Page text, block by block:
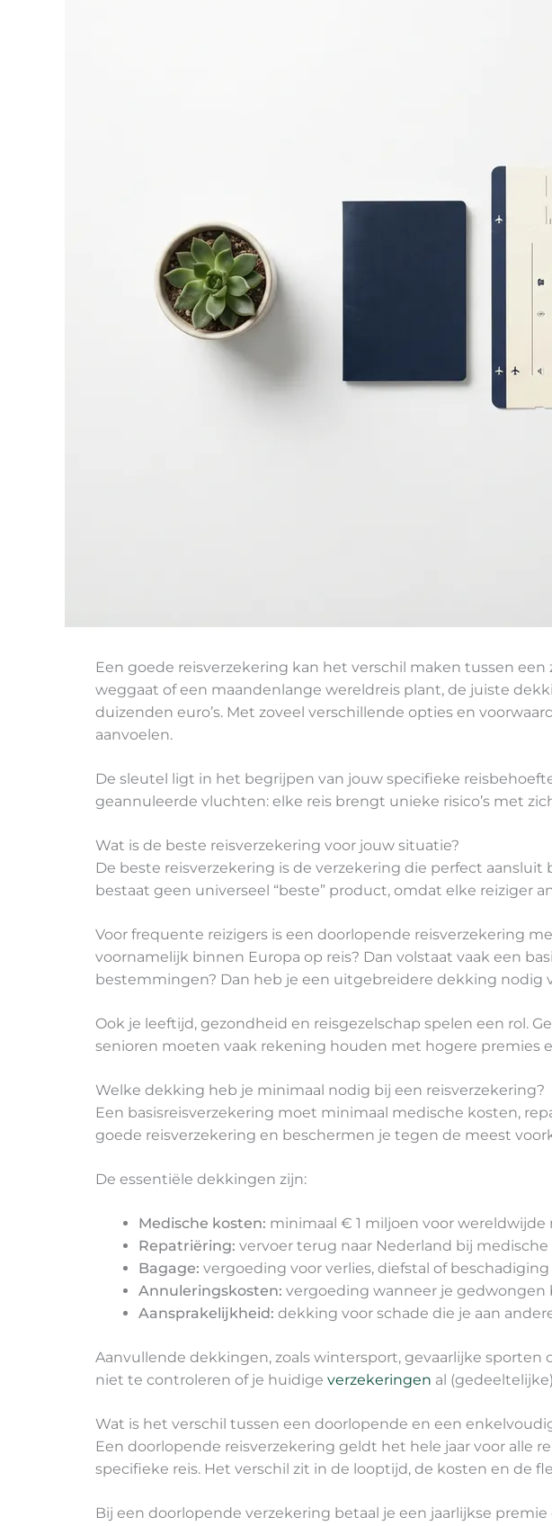
Een goede reisverzekering kan het verschil maken tussen
weggaat of een maandenlange wereldreis plant, de juiste
duizenden euro’s. Met zoveel verschillende opties en
aanvoelen.
De sleutel ligt in het begrijpen van jouw specifieke
geannuleerde vluchten: elke reis brengt unieke risico’s met
Wat is de beste reisverzekering voor jouw situatie?
De beste reisverzekering is de verzekering die perfect
bestaat geen universeel “beste” product, omdat elke reiziger
Voor frequente reizigers is een doorlopende reisverzekering
voornamelijk binnen Europa op reis? Dan volstaat vaak een
bestemmingen? Dan heb je een uitgebreidere dekking nodig
Ook je leeftijd, gezondheid en reisgezelschap spelen een rol.
senioren moeten vaak rekening houden met hogere premies
Welke dekking heb je minimaal nodig bij een reisverzekering?
Een basisreisverzekering moet minimaal medische kosten,
goede reisverzekering en beschermen je tegen de meest
De essentiële dekkingen zijn:
Medische kosten: minimaal € 1 miljoen voor wereldwijde
Repatriëring: vervoer terug naar Nederland bij
Bagage: vergoeding voor verlies, diefstal of
Annuleringskosten: vergoeding wanneer je gedwongen
Aansprakelijkheid: dekking voor schade die je aan
Aanvullende dekkingen, zoals wintersport, gevaarlijke
niet te controleren of je huidigeverzekeringen al
Wat is het verschil tussen een doorlopende en een
Een doorlopende reisverzekering geldt het hele jaar voor alle
specifieke reis. Het verschil zit in de looptijd, de kosten en de
Bij een doorlopende verzekering betaal je een jaarlijkse